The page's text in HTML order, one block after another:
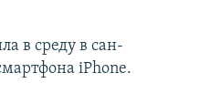
в среду в сан-
iPhone.